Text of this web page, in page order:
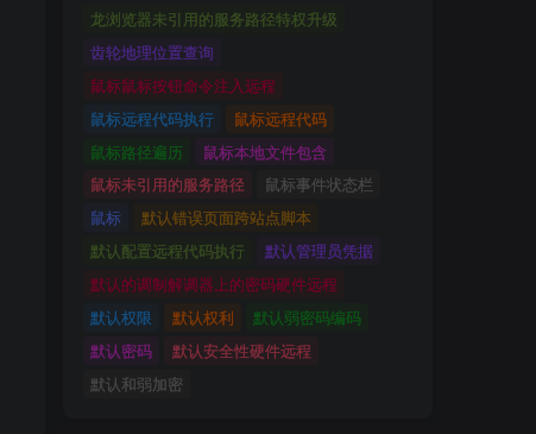
龙浏览器未引用的服务路径特权升级
齿轮地理位置查询
鼠标鼠标按钮命令注入远程
鼠标远程代码执行
鼠标远程代码
鼠标路径遍历
鼠标本地文件包含
鼠标未引用的服务路径
鼠标事件状态栏
鼠标
默认错误页面跨站点脚本
默认配置远程代码执行
默认管理员凭据
默认的调制解调器上的密码硬件远程
默认权限
默认权利
默认弱密码编码
默认密码
默认安全性硬件远程
默认和弱加密